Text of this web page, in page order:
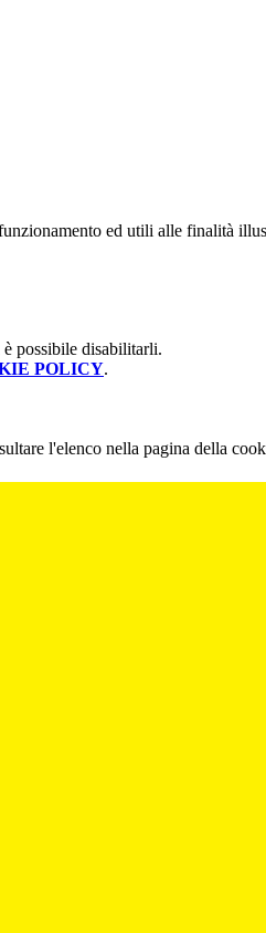
ed utili alle finalità
possibile disabilitarli.
POLICY.
l'elenco nella pagina della